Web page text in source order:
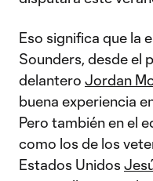
Eso significa que la
Sounders, desde el
delantero Jordan
buena experiencia
Pero también en el
como los de los
Estados Unidos